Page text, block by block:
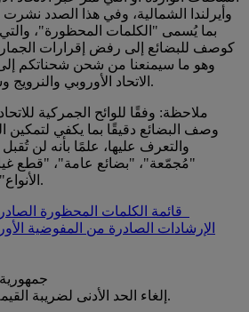
وأيرلندا الشمالية، وفي هذا الصدد نشرت
بما يُسمى "الكلمات المحظورة"،
كوصف للبضائع إلى رفض إقرارات
الاتحاد الأوروبي والنرويج وسويسرا وأيرلندا الشمالية.
ملاحظة: وفقًا للوائح الجمركية
وصف البضائع دقيقًا بما يكفي لتمكين
والتعرف عليها، علمًا بأنه لن
"مُجمّعة"، "بضائع عامة"، "قطع
الأنواع") أو الأوصاف غير الدقيقة.
الإرشادات الصادرة من المفوضية
إلغاء الحد الأدنى لضريبة القيمة المضافة على الواردات.